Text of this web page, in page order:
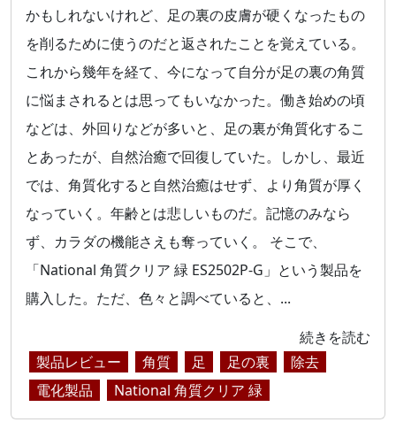
かもしれないけれど、足の裏の皮膚が硬くなったもの
を削るために使うのだと返されたことを覚えている。
これから幾年を経て、今になって自分が足の裏の角質
に悩まされるとは思ってもいなかった。働き始めの頃
などは、外回りなどが多いと、足の裏が角質化するこ
とあったが、自然治癒で回復していた。しかし、最近
では、角質化すると自然治癒はせず、より角質が厚く
なっていく。年齢とは悲しいものだ。記憶のみなら
ず、カラダの機能さえも奪っていく。 そこで、
「National 角質クリア 緑 ES2502P-G」という製品を
購入した。ただ、色々と調べていると、...
続きを読む
製品レビュー
角質 足 足の裏
除去
電化製品
National 角質クリア 緑